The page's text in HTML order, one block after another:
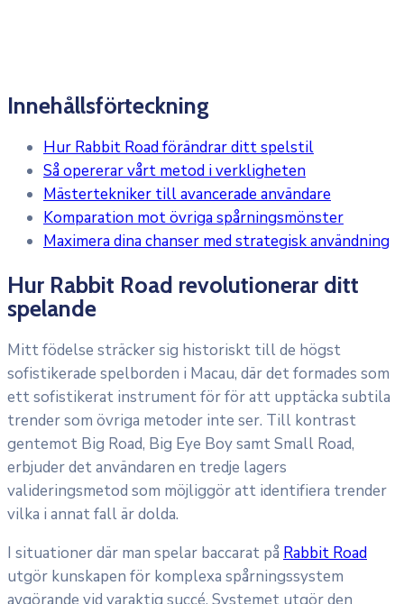
Innehållsförteckning
Hur Rabbit Road förändrar ditt spelstil
Så opererar vårt metod i verkligheten
Mästertekniker till avancerade användare
Komparation mot övriga spårningsmönster
Maximera dina chanser med strategisk användning
Hur Rabbit Road revolutionerar ditt
spelande
Mitt födelse sträcker sig historiskt till de högst
sofistikerade spelborden i Macau, där det formades som
ett sofistikerat instrument för för att upptäcka subtila
trender som övriga metoder inte ser. Till kontrast
gentemot Big Road, Big Eye Boy samt Small Road,
erbjuder det användaren en tredje lagers
valideringsmetod som möjliggör att identifiera trender
vilka i annat fall är dolda.
I situationer där man spelar baccarat på Rabbit Road
utgör kunskapen för komplexa spårningssystem
avgörande vid varaktig succé. Systemet utgör den